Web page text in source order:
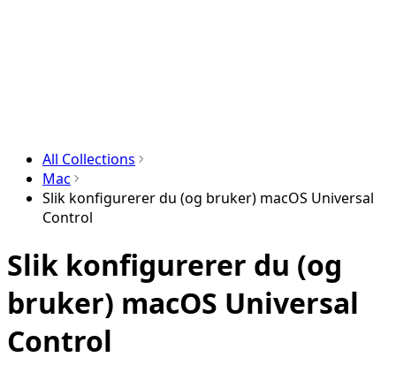
All Collections
Mac
Slik konfigurerer du (og bruker) macOS Universal
Control
Slik konfigurerer du (og
bruker) macOS Universal
Control